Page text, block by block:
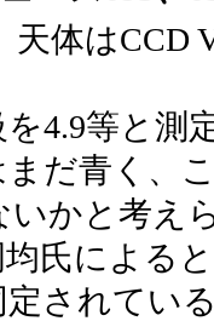
天体はCCD
4.9等と測
だ青く、
いかと考え
氏による
定されてい